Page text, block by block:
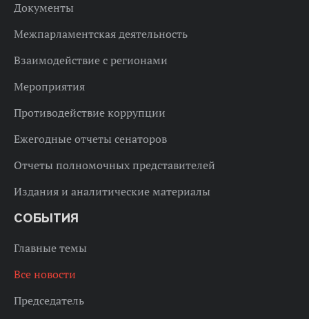
Документы
Межпарламентская деятельность
Взаимодействие с регионами
Мероприятия
Противодействие коррупции
Ежегодные отчеты сенаторов
Отчеты полномочных представителей
Издания и аналитические материалы
СОБЫТИЯ
Главные темы
Все новости
Председатель